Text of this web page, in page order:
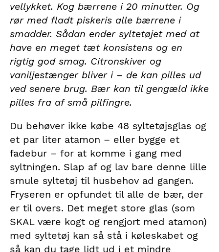
vellykket. Kog bærrene i 20 minutter. Og
rør med fladt piskeris alle bærrene i
smadder. Sådan ender syltetøjet med at
have en meget tæt konsistens og en
rigtig god smag. Citronskiver og
vaniljestænger bliver i – de kan pilles ud
ved senere brug. Bær kan til gengæld ikke
pilles fra af små pilfingre.
Du behøver ikke købe 48 syltetøjsglas og
et par liter atamon – eller bygge et
fadebur – for at komme i gang med
syltningen. Slap af og lav bare denne lille
smule syltetøj til husbehov ad gangen.
Fryseren er opfundet til alle de bær, der
er til overs. Det meget store glas (som
SKAL være kogt og rengjort med atamon)
med syltetøj kan så stå i køleskabet og
så kan du tage lidt ud i et mindre